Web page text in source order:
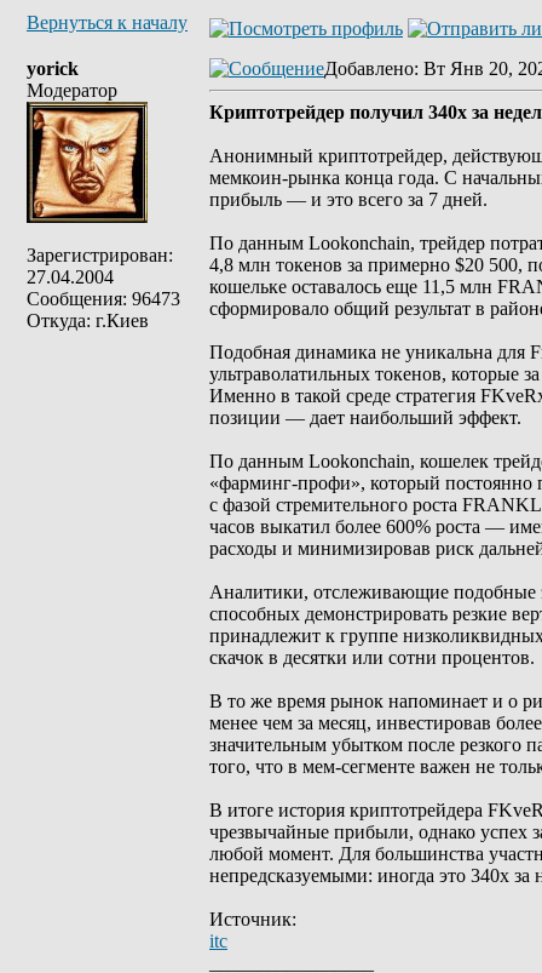
Вернуться к началу
yorick
Модератор
Зарегистрирован:
27.04.2004
Сообщения: 96473
Откуда: г.Киев
Добавлено: Вт Янв 20,
Криптотрейдер получил 340х за
Анонимный криптотрейдер,
мемкоин-рынка конца года. С
прибыль — и это всего за 7 дней.
По данным Lookonchain, трейдер
4,8 млн токенов за примерно $20 500,
кошельке оставалось еще 11,5 млн
сформировало общий результат в
Подобная динамика не уникальна для
ультраволатильных токенов, которые
Именно в такой среде стратегия
позиции — дает наибольший эффект.
По данным Lookonchain, кошелек
«фарминг-профи», который постоянно
с фазой стремительного роста
часов выкатил более 600% роста —
расходы и минимизировав риск
Аналитики, отслеживающие подобные
способных демонстрировать резкие
принадлежит к группе
скачок в десятки или сотни процентов.
В то же время рынок напоминает и о
менее чем за месяц, инвестировав
значительным убытком после резкого
того, что в мем-сегменте важен не
В итоге история криптотрейдера
чрезвычайные прибыли, однако успех
любой момент. Для большинства
непредсказуемыми: иногда это 340x
Источник:
itc